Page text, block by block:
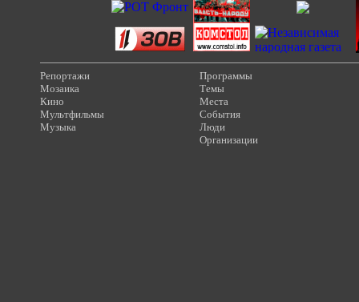
Репортажи
Мозаика
Кино
Мультфильмы
Музыка
Программы
Темы
Места
События
Люди
Организации